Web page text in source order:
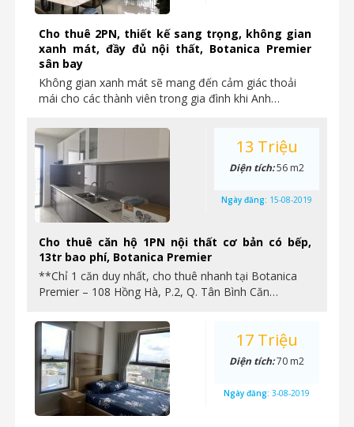
Cho thuê 2PN, thiết kế sang trọng, không gian
xanh mát, đầy đủ nội thất, Botanica Premier
sân bay
Không gian xanh mát sẽ mang đến cảm giác thoải
mái cho các thành viên trong gia đình khi Anh…
Cho thuê căn hộ 1PN nội thất cơ bản có bếp,
13tr bao phí, Botanica Premier
**Chỉ 1 căn duy nhất, cho thuê nhanh tại Botanica
Premier – 108 Hồng Hà, P.2, Q. Tân Bình Căn…
13 Triệu
Diện tích:56 m2
Ngày đăng: 15-08-2019
17 Triệu
Diện tích:70 m2
Ngày đăng: 3-08-2019